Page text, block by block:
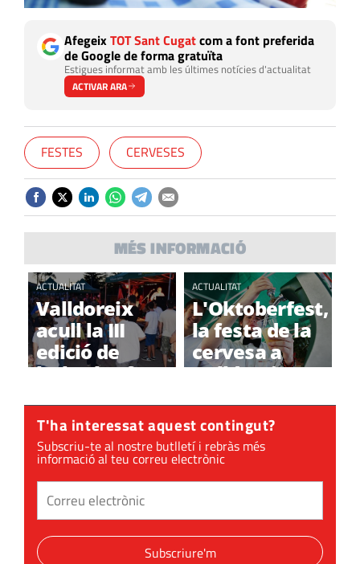
AfegeixTOT Sant Cugatcom a font preferida
de Google de forma gratuïta
Estigues informat amb les últimes notícies d'actualitat
ACTIVAR ARA
FESTES CERVESES
MÉS INFORMACIÓ
ACTUALITAT
Valldoreix
acull la III
edició de
l'Oktoberfest
ACTUALITAT
L'Oktoberfest,
la festa de la
cervesa a
Valldoreix
T'ha interessat aquest contingut?
Subscriu-te al nostre butlletí i rebràs més
informació al teu correu electrònic
Subscriure'm